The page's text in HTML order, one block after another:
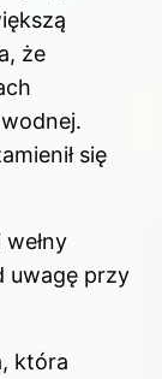
że
się
uwagę przy
która